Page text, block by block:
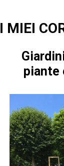
I MIEI
piante